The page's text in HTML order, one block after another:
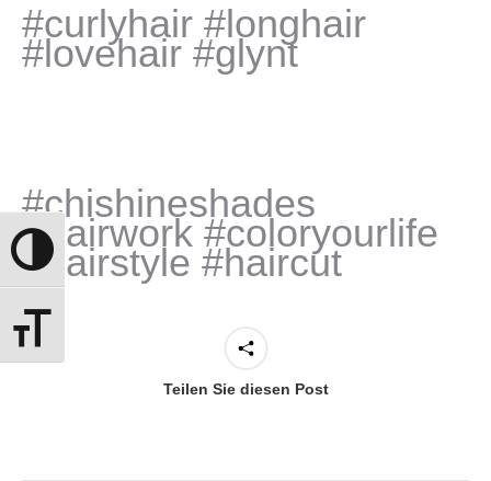
Umschalten auf hohe Kontraste
Schrift vergrößern
#curlyhair #longhair
#lovehair #glynt
#chishineshades
#hairwork #coloryourlife
#hairstyle #haircut
Teilen Sie diesen Post